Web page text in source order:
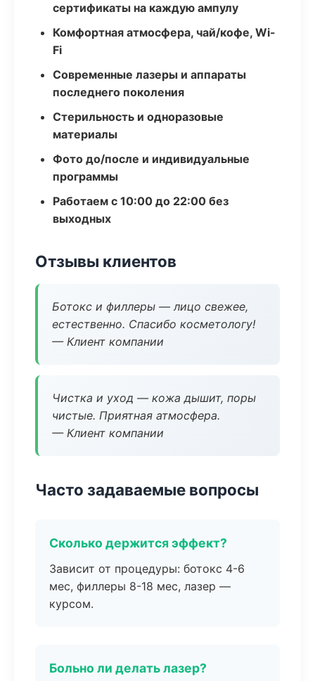
сертификаты на каждую ампулу
Комфортная атмосфера, чай/кофе, Wi-
Fi
Современные лазеры и аппараты
последнего поколения
Стерильность и одноразовые
материалы
Фото до/после и индивидуальные
программы
Работаем с 10:00 до 22:00 без
выходных
Отзывы клиентов
Ботокс и филлеры — лицо свежее,
естественно. Спасибо косметологу!
— Клиент компании
Чистка и уход — кожа дышит, поры
чистые. Приятная атмосфера.
— Клиент компании
Часто задаваемые вопросы
Сколько держится эффект?
Зависит от процедуры: ботокс 4-6
мес, филлеры 8-18 мес, лазер —
курсом.
Больно ли делать лазер?